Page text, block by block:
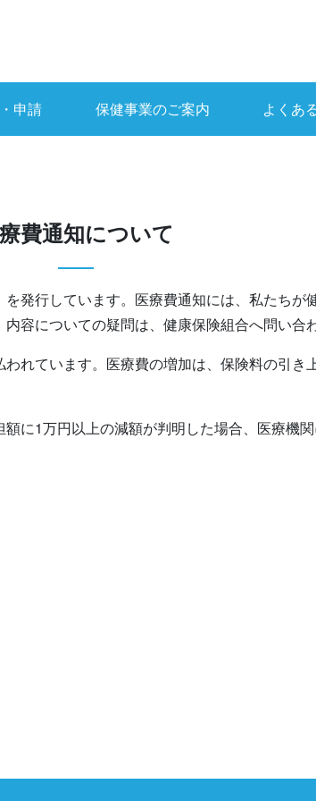
申請 保健事業のご案内 よくあ
費通知について
発行しています。医療費通知には、私たちが
容についての疑問は、健康保険組合へ問い合
れています。医療費の増加は、保険料の引き
に1万円以上の減額が判明した場合、医療機